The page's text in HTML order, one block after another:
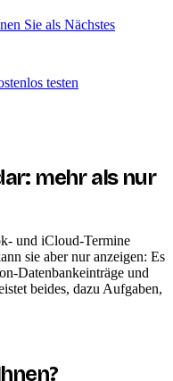
Sie als Nächstes
testen
mehr als nur
und iCloud-Termine
sie aber nur anzeigen: Es
Datenbankeinträge und
beides, dazu Aufgaben,